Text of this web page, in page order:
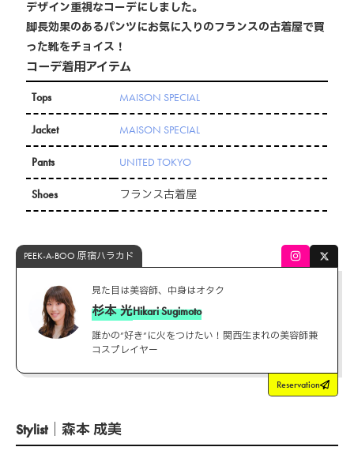
デザイン重視なコーデにしました。
脚長効果のあるパンツにお気に入りのフランスの古着屋で買
った靴をチョイス！
コーデ着用アイテム
Tops MAISON SPECIAL
Jacket MAISON SPECIAL
Pants UNITED TOKYO
Shoes フランス古着屋
PEEK-A-BOO 原宿ハラカド
見た目は美容師、中身はオタク
杉本 光Hikari Sugimoto
誰かの”好き”に火をつけたい！関西生まれの美容師兼
コスプレイヤー
Reservation
Stylist｜森本 成美